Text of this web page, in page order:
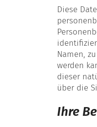
Diese
Namen,
werden
dieser
über die
Ihre